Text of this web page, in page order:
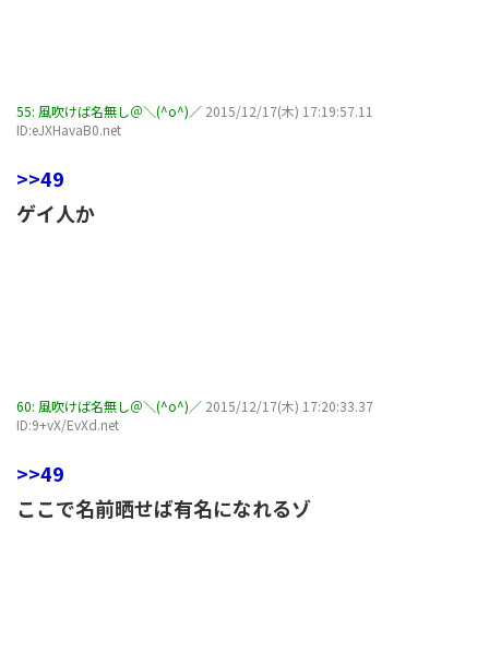
55: 風吹けば名無し＠＼(^o^)／ 2015/12/17(木) 17:19:57.11
ID:eJXHavaB0.net
>>49
ゲイ人か
60: 風吹けば名無し＠＼(^o^)／ 2015/12/17(木) 17:20:33.37
ID:9+vX/EvXd.net
>>49
ここで名前晒せば有名になれるゾ